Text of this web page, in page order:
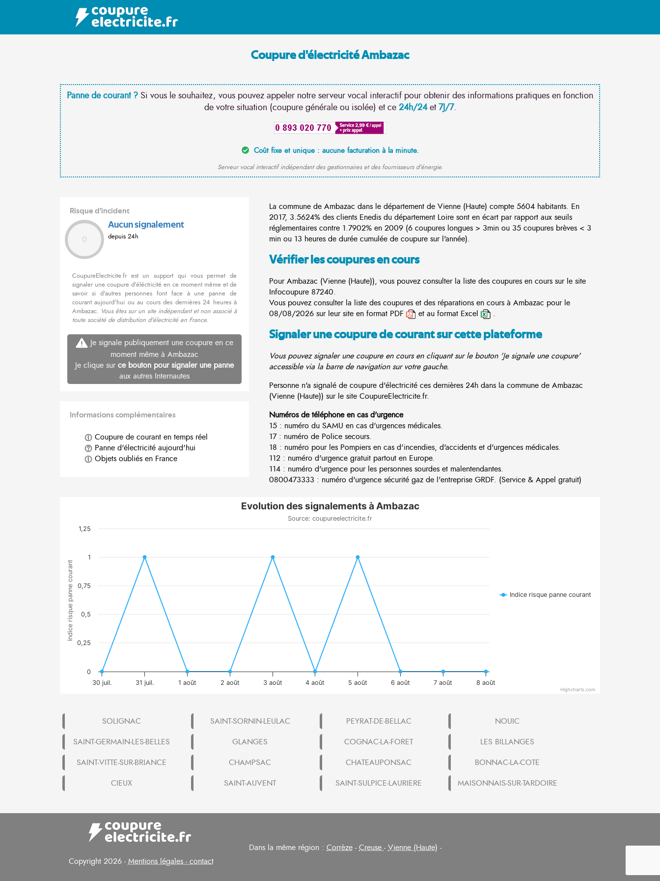
Coupure d'électricité Ambazac
Panne de courant ? Si vous le souhaitez, vous pouvez appeler notre serveur vocal interactif pour obtenir des informations pratiques en fonction
de votre situation (coupure générale ou isolée) et ce 24h/24et7J/7.
Coût fixe et unique : aucune facturation à la minute.
Serveur vocal interactif indépendant des gestionnaires et des fournisseurs d'énergie.
Risque d'incident
0
Aucun signalement
depuis 24h
CoupureElectricite.fr est un support qui vous permet de
signaler une coupure d'éléctricité en ce moment même et de
savoir si d'autres personnes font face à une panne de
courant aujourd'hui ou au cours des dernières 24 heures à
Ambazac. Vous êtes sur un site indépendant et non associé à
toute société de distribution d'électricité en France.
Je signale publiquement une coupure en ce
moment même à Ambazac
Je clique sur ce bouton pour signaler une panne
aux autres Internautes
Informations complémentaires
Coupure de courant en temps réel
Panne d'électricité aujourd'hui
Objets oubliés en France
La commune de Ambazac dans le département de Vienne (Haute) compte 5604 habitants. En
2017, 3.5624% des clients Enedis du département Loire sont en écart par rapport aux seuils
réglementaires contre 1.7902% en 2009 (6 coupures longues > 3min ou 35 coupures brèves < 3
min ou 13 heures de durée cumulée de coupure sur l'année).
Vérifier les coupures en cours
Pour Ambazac (Vienne (Haute)), vous pouvez consulter la liste des coupures en cours sur le site
Infocoupure 87240.
Vous pouvez consulter la liste des coupures et des réparations en cours à Ambazac pour le
08/08/2026 sur leur site en format PDF
et au format Excel .
Signaler une coupure de courant sur cette plateforme
Vous pouvez signaler une coupure en cours en cliquant sur le bouton 'Je signale une coupure'
accessible via la barre de navigation sur votre gauche.
Personne n'a signalé de coupure d'électricité ces dernières 24h dans la commune de Ambazac
(Vienne (Haute)) sur le site CoupureElectricite.fr.
Numéros de téléphone en cas d'urgence
15 : numéro du SAMU en cas d'urgences médicales.
17 : numéro de Police secours.
18 : numéro pour les Pompiers en cas d'incendies, d'accidents et d'urgences médicales.
112 : numéro d'urgence gratuit partout en Europe.
114 : numéro d'urgence pour les personnes sourdes et malentendantes.
0800473333 : numéro d'urgence sécurité gaz de l'entreprise GRDF. (Service & Appel gratuit)
Indice risque panne courant
Evolution des signalements à Ambazac
Source: coupureelectricite.fr
Indice risque panne courant
30 juil. 31 juil. 1 août 2 août 3 août 4 août 5 août 6 août 7 août 8 août
0
0,25
0,5
0,75
1
1,25
Highcharts.com
SOLIGNAC SAINT-SORNIN-LEULAC PEYRAT-DE-BELLAC
NOUIC
SAINT-GERMAIN-LES-BELLES
GLANGES COGNAC-LA-FORET
LES BILLANGES
SAINT-VITTE-SUR-BRIANCE
CHAMPSAC CHATEAUPONSAC
BONNAC-LA-COTE
CIEUX
SAINT-AUVENT SAINT-SULPICE-LAURIERE MAISONNAIS-SUR-TARDOIRE
Copyright 2026 -Mentions légales - contact
Dans la même région : Corrèze -Creuse-Vienne (Haute) -